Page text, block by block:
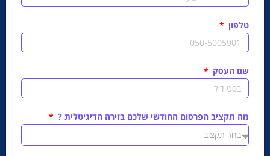
טלפון
שם העסק
מה תקציב הפרסום החודשי שלכם בזירה הדיגיטלית ?